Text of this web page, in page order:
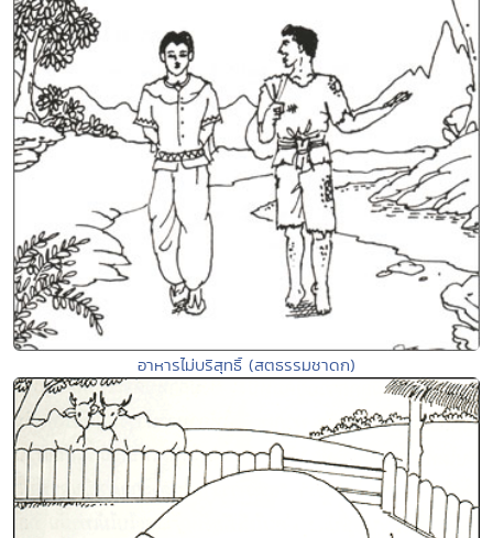
อาหารไม่บริสุทธิ์ (สตธรรมชาดก)